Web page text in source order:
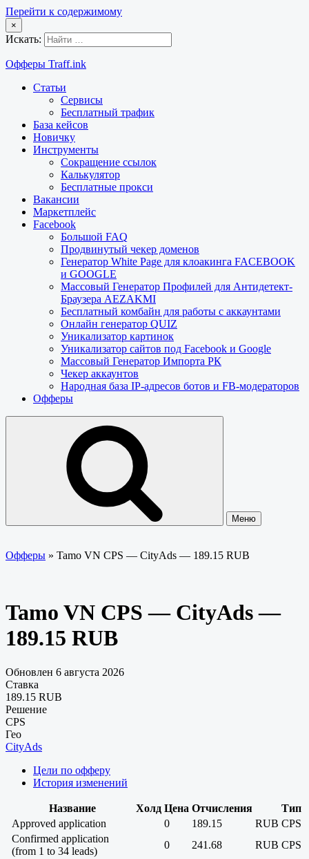
Перейти к содержимому
×
Искать:
Офферы Traff.ink
Статьи
Сервисы
Бесплатный трафик
База кейсов
Новичку
Инструменты
Сокращение ссылок
Калькулятор
Бесплатные прокси
Вакансии
Маркетплейс
Facebook
Большой FAQ
Продвинутый чекер доменов
Генератор White Page для клоакинга FACEBOOK
и GOOGLE
Массовый Генератор Профилей для Антидетект-
Браузера AEZAKMI
Бесплатный комбайн для работы с аккаунтами
Онлайн генератор QUIZ
Уникализатор картинок
Уникализатор сайтов под Facebook и Google
Массовый Генератор Импорта РК
Чекер аккаунтов
Народная база IP-адресов ботов и FB-модераторов
Офферы
Меню
Офферы » Tamo VN CPS — CityAds — 189.15 RUB
Tamo VN CPS — CityAds —
189.15 RUB
Обновлен 6 августа 2026
Ставка
189.15 RUB
Решение
CPS
Гео
CityAds
Цели по офферу
История изменений
Название Холд Цена Отчисления
Тип
Approved application
0 189.15 RUB CPS
Confirmed application
(from 1 to 34 leads)
0 241.68 RUB CPS